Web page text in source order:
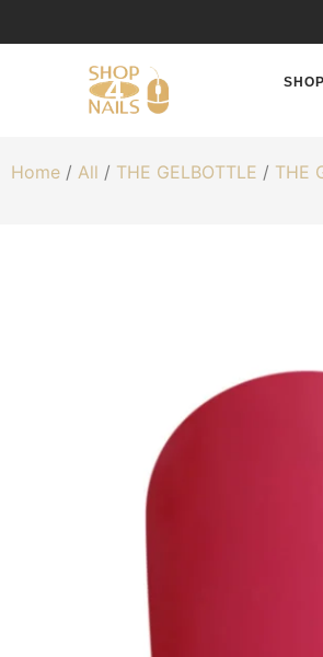
Home / All / THE GELBOTTLE / THE